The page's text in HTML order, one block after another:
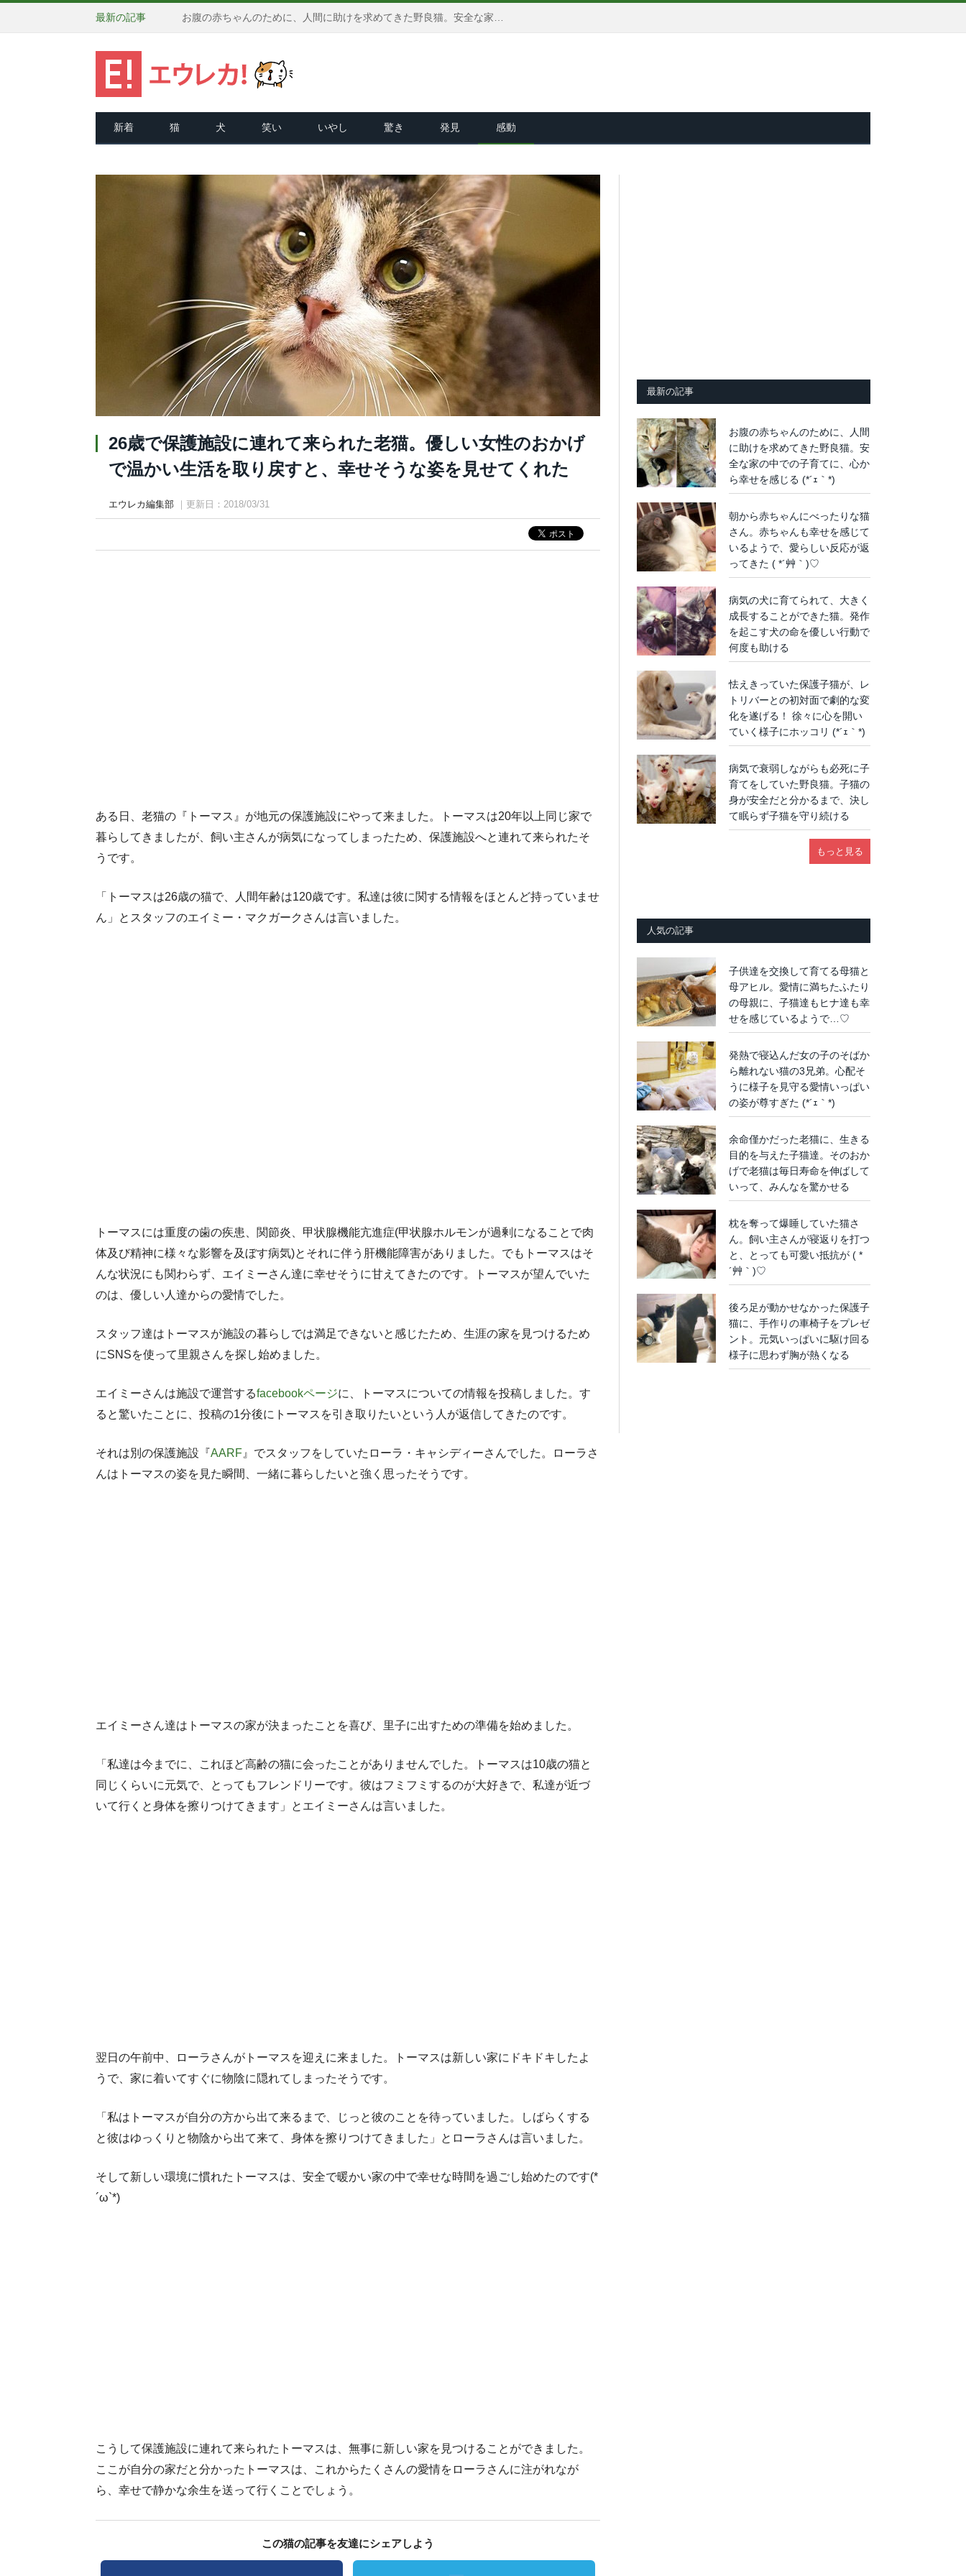
最新の記事 お腹の赤ちゃんのために、人間に助けを求めてきた野良猫。安全な家の中での子育てに、心から幸せを感じる (*´ｪ｀*)
新着 猫 犬 笑い いやし 驚き 発見 感動
26歳で保護施設に連れて来られた老猫。優しい女性のおかげ
で温かい生活を取り戻すと、幸せそうな姿を見せてくれた
エウレカ編集部 ｜更新日：2018/03/31
ある日、老猫の『トーマス』が地元の保護施設にやって来ました。トーマスは20年以上同じ家で
暮らしてきましたが、飼い主さんが病気になってしまったため、保護施設へと連れて来られたそ
うです。
「トーマスは26歳の猫で、人間年齢は120歳です。私達は彼に関する情報をほとんど持っていませ
ん」とスタッフのエイミー・マクガークさんは言いました。
トーマスには重度の歯の疾患、関節炎、甲状腺機能亢進症(甲状腺ホルモンが過剰になることで肉
体及び精神に様々な影響を及ぼす病気)とそれに伴う肝機能障害がありました。でもトーマスはそ
んな状況にも関わらず、エイミーさん達に幸せそうに甘えてきたのです。トーマスが望んでいた
のは、優しい人達からの愛情でした。
スタッフ達はトーマスが施設の暮らしでは満足できないと感じたため、生涯の家を見つけるため
にSNSを使って里親さんを探し始めました。
エイミーさんは施設で運営するfacebookページに、トーマスについての情報を投稿しました。す
ると驚いたことに、投稿の1分後にトーマスを引き取りたいという人が返信してきたのです。
それは別の保護施設『AARF 』でスタッフをしていたローラ・キャシディーさんでした。ローラさ
んはトーマスの姿を見た瞬間、一緒に暮らしたいと強く思ったそうです。
エイミーさん達はトーマスの家が決まったことを喜び、里子に出すための準備を始めました。
「私達は今までに、これほど高齢の猫に会ったことがありませんでした。トーマスは10歳の猫と
同じくらいに元気で、とってもフレンドリーです。彼はフミフミするのが大好きで、私達が近づ
いて行くと身体を擦りつけてきます」とエイミーさんは言いました。
翌日の午前中、ローラさんがトーマスを迎えに来ました。トーマスは新しい家にドキドキしたよ
うで、家に着いてすぐに物陰に隠れてしまったそうです。
「私はトーマスが自分の方から出て来るまで、じっと彼のことを待っていました。しばらくする
と彼はゆっくりと物陰から出て来て、身体を擦りつけてきました」とローラさんは言いました。
そして新しい環境に慣れたトーマスは、安全で暖かい家の中で幸せな時間を過ごし始めたのです(*
´ω`*)
こうして保護施設に連れて来られたトーマスは、無事に新しい家を見つけることができました。
ここが自分の家だと分かったトーマスは、これからたくさんの愛情をローラさんに注がれなが
ら、幸せで静かな余生を送って行くことでしょう。
この猫の記事を友達にシェアしよう
最新の記事
お腹の赤ちゃんのために、人間
に助けを求めてきた野良猫。安
全な家の中での子育てに、心か
ら幸せを感じる (*´ｪ｀*)
朝から赤ちゃんにべったりな猫
さん。赤ちゃんも幸せを感じて
いるようで、愛らしい反応が返
ってきた ( *´艸｀)♡
病気の犬に育てられて、大きく
成長することができた猫。発作
を起こす犬の命を優しい行動で
何度も助ける
怯えきっていた保護子猫が、レ
トリバーとの初対面で劇的な変
化を遂げる！ 徐々に心を開い
ていく様子にホッコリ (*´ｪ｀*)
病気で衰弱しながらも必死に子
育てをしていた野良猫。子猫の
身が安全だと分かるまで、決し
て眠らず子猫を守り続ける
もっと見る
人気の記事
子供達を交換して育てる母猫と
母アヒル。愛情に満ちたふたり
の母親に、子猫達もヒナ達も幸
せを感じているようで…♡
発熱で寝込んだ女の子のそばか
ら離れない猫の3兄弟。心配そ
うに様子を見守る愛情いっぱい
の姿が尊すぎた (*´ｪ｀*)
余命僅かだった老猫に、生きる
目的を与えた子猫達。そのおか
げで老猫は毎日寿命を伸ばして
いって、みんなを驚かせる
枕を奪って爆睡していた猫さ
ん。飼い主さんが寝返りを打つ
と、とっても可愛い抵抗が ( *
´艸｀)♡
後ろ足が動かせなかった保護子
猫に、手作りの車椅子をプレゼ
ント。元気いっぱいに駆け回る
様子に思わず胸が熱くなる